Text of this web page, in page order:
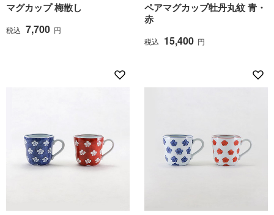
マグカップ 梅散し
税込 7,700 円
ペアマグカップ牡丹丸紋 青・
赤
税込 15,400 円